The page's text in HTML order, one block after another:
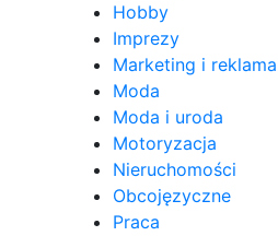
Hobby
Imprezy
Marketing i reklama
Moda
Moda i uroda
Motoryzacja
Nieruchomości
Obcojęzyczne
Praca